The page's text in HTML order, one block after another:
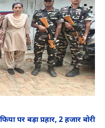
पर बड़ा प्रहार, 2 हजार बोरी